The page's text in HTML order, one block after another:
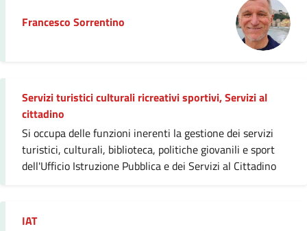
Francesco Sorrentino
Servizi turistici culturali ricreativi sportivi, Servizi al
cittadino
Si occupa delle funzioni inerenti la gestione dei servizi
turistici, culturali, biblioteca, politiche giovanili e sport
dell'Ufficio Istruzione Pubblica e dei Servizi al Cittadino
IAT